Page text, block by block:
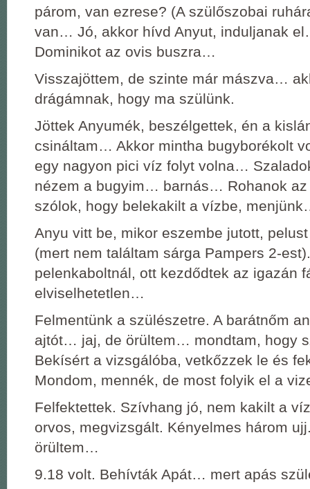
párom, van ezrese? (A szülőszobai
van… Jó, akkor hívd Anyut, induljanak
Dominikot az ovis buszra…
Visszajöttem, de szinte már mászva…
drágámnak, hogy ma szülünk.
Jöttek Anyumék, beszélgettek, én a
csináltam… Akkor mintha bugyborékolt
egy nagyon pici víz folyt volna…
nézem a bugyim… barnás… Rohanok az
szólok, hogy belekakilt a vízbe,
Anyu vitt be, mikor eszembe jutott,
(mert nem találtam sárga Pampers 2-
pelenkaboltnál, ott kezdődtek az igazán
elviselhetetlen…
Felmentünk a szülészetre. A barátnőm
ajtót… jaj, de örültem… mondtam, hogy
Bekísért a vizsgálóba, vetkőzzek le és
Mondom, mennék, de most folyik el a
Felfektettek. Szívhang jó, nem kakilt a
orvos, megvizsgált. Kényelmes három
örültem…
9.18 volt. Behívták Apát… mert apás